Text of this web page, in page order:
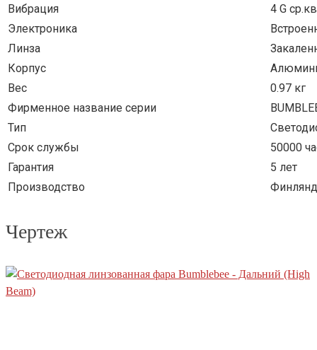
Вибрация
4 G
Электроника
Линза
Корпус
Вес
0.97 кг
Фирменное название серии
Тип
Срок службы
50000
Гарантия
5 лет
Производство
Чертеж